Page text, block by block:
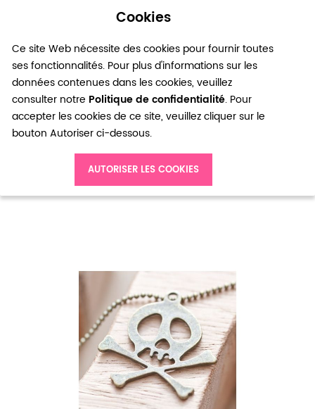
Cookies
Ce site Web nécessite des cookies pour fournir toutes
ses fonctionnalités. Pour plus d'informations sur les
données contenues dans les cookies, veuillez
consulter notre Politique de confidentialité. Pour
accepter les cookies de ce site, veuillez cliquer sur le
bouton Autoriser ci-dessous.
AUTORISER LES COOKIES
0
Pendentif Tête de mort Croix plate Bronze vieilli x 1